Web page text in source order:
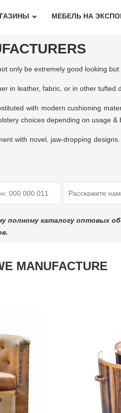
МЕБЕЛЬ НА
only be extremely good looking
in leather, fabric, or in other tufted
with modern cushioning
choices depending on usage &
with novel, jaw-dropping
полному каталогу оптовых
MANUFACTURE